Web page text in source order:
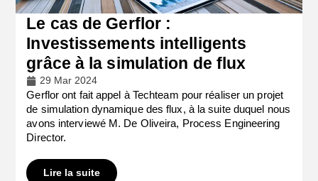
Le cas de Gerflor :
Investissements intelligents
grâce à la simulation de flux
29 Mar 2024
Gerflor ont fait appel à Techteam pour réaliser un projet
de simulation dynamique des flux, à la suite duquel nous
avons interviewé M. De Oliveira, Process Engineering
Director.
Lire la suite